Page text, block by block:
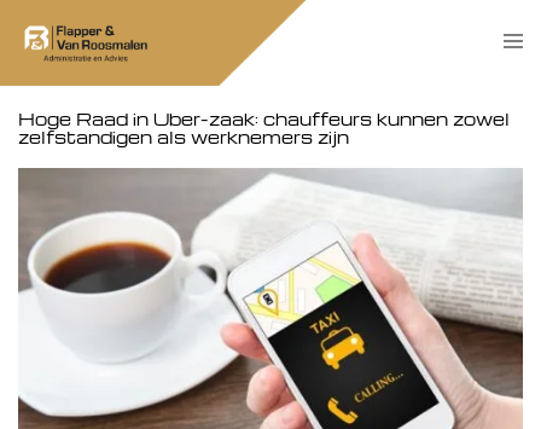
Hoge Raad in Uber-zaak: chauffeurs kunnen zowel
zelfstandigen als werknemers zijn